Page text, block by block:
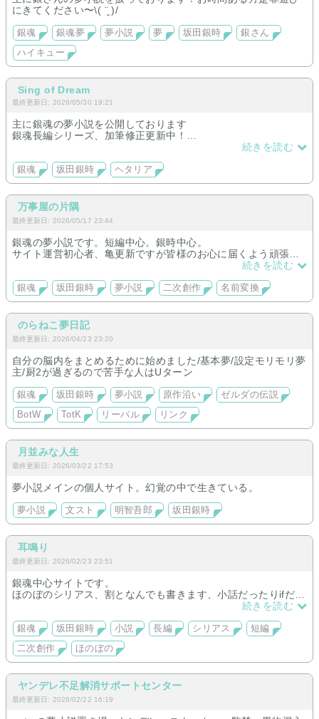
にきてください〜\( ¨̮ )/
銀魂 銀魂夢 夢小説 夢 坂田銀時
銀さん
ハイキュー
Sing of Dream
最終更新日: 2026/05/30 19:21
主に銀魂の夢小説を公開しております
銀魂長編シリーズ、加筆修正更新中！
他、短編集など諸々あり
続きを読む
銀魂 坂田銀時 ヘタリア
万事屋の片隅
最終更新日: 2026/05/17 23:44
銀魂の夢小説です。短編中心。銀時中心。
サイト運営初心者、亀更新ですが皆様のお心に届くよう頑張り
続きを読む
銀魂 坂田銀時 夢小説 二次創作 名前変換
のらねこ夢日記
最終更新日: 2026/04/23 23:20
自分の脳内をまとめるために始めました/基本夢/設定モリモリ夢
主/厨2が過ぎるので苦手な人はUターン
銀魂 坂田銀時 夢小説 原作沿い
ゼルダの伝説
BotW
TotK リーバル リンク
月並みな人生
最終更新日: 2026/03/22 17:53
夢小説メインの個人サイト。幻覚の中で生きている。
夢小説 文スト 明智吾郎 坂田銀時
耳鳴り
最終更新日: 2026/02/23 23:51
銀魂中心サイトです。
ほのぼのシリアス、割となんでも書きます、小話だったりifだっ
続きを読む
銀魂 坂田銀時 小説 長編 シリアス
短編
二次創作
ほのぼの
ヤンデレ不足解消サポートセンター
最終更新日: 2026/02/22 16:19